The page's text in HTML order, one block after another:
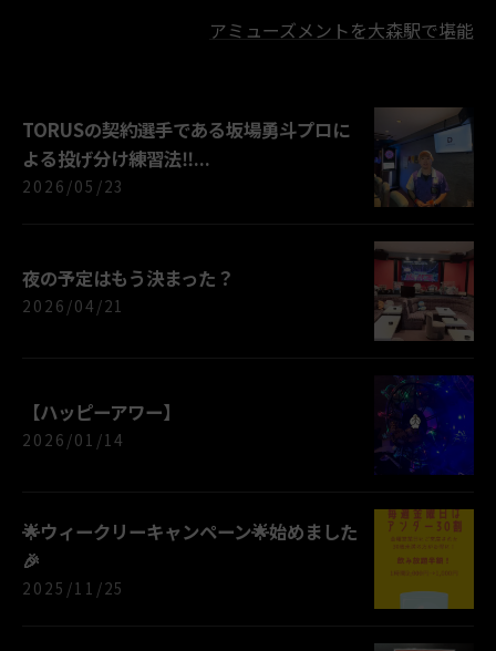
アミューズメントを大森駅で堪能
TORUSの契約選手である坂場勇斗プロに
よる投げ分け練習法‼...
2026/05/23
夜の予定はもう決まった？
2026/04/21
【ハッピーアワー】
2026/01/14
🌟ウィークリーキャンペーン🌟始めました
🎉
2025/11/25